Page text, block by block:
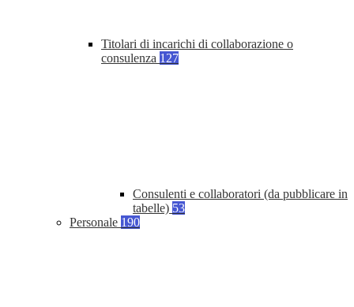
Titolari di incarichi di collaborazione o
consulenza 127
Consulenti e collaboratori (da pubblicare in
tabelle) 53
Personale 190